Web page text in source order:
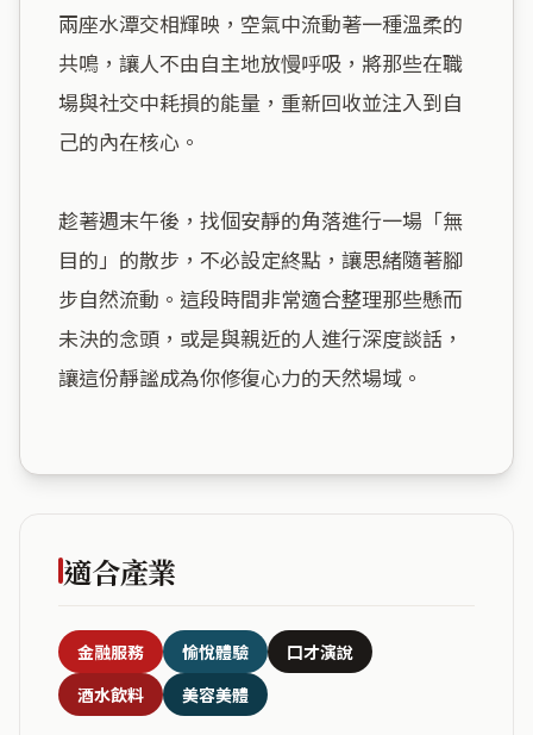
兩座水潭交相輝映，空氣中流動著一種溫柔的
共鳴，讓人不由自主地放慢呼吸，將那些在職
場與社交中耗損的能量，重新回收並注入到自
己的內在核心。
趁著週末午後，找個安靜的角落進行一場「無
目的」的散步，不必設定終點，讓思緒隨著腳
步自然流動。這段時間非常適合整理那些懸而
未決的念頭，或是與親近的人進行深度談話，
讓這份靜謐成為你修復心力的天然場域。
適合產業
金融服務 愉悅體驗
口才演說
酒水飲料
美容美體